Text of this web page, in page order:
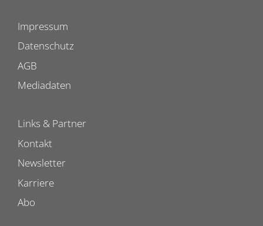
Impressum
Datenschutz
AGB
Mediadaten
Links & Partner
Kontakt
Newsletter
Karriere
Abo